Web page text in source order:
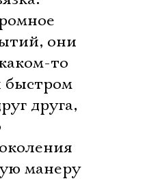
они
то
быстром
друга,
манеру